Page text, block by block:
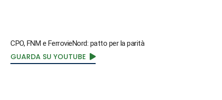
CPO, FNM e FerrovieNord: patto per la parità
GUARDA SU YOUTUBE